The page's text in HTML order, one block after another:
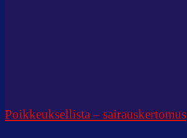
Poikkeuksellista – sairauskertomus